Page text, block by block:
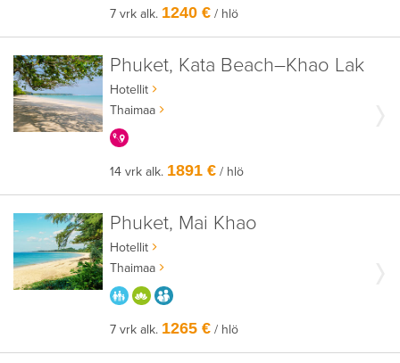
7 vrk alk. 1240 € / hlö
Phuket, Kata Beach–Khao Lak
Hotellit
Thaimaa
14 vrk alk. 1891 € / hlö
Phuket, Mai Khao
Hotellit
Thaimaa
PARASTA PERHEELLE
HYVÄÄN OLOON
7 vrk alk. 1265 € / hlö